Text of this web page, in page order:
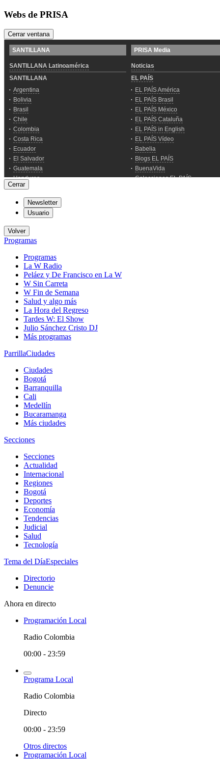
Webs de PRISA
Cerrar ventana
Cerrar
Newsletter
Usuario
Volver
Programas
Programas
La W Radio
Peláez y De Francisco en La W
W Sin Carreta
W Fin de Semana
Salud y algo más
La Hora del Regreso
Tardes W: El Show
Julio Sánchez Cristo DJ
Más programas
ParrillaCiudades
Ciudades
Bogotá
Barranquilla
Cali
Medellín
Bucaramanga
Más ciudades
Secciones
Secciones
Actualidad
Internacional
Regiones
Bogotá
Deportes
Economía
Tendencias
Judicial
Salud
Tecnología
Tema del DíaEspeciales
Directorio
Denuncie
Ahora en directo
Programación Local
Radio Colombia
00:00 - 23:59
Programa Local
Radio Colombia
Directo
00:00 - 23:59
Otros directos
Programación Local